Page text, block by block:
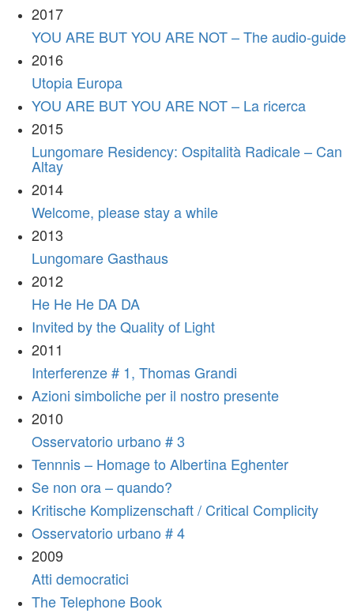
2017
YOU ARE BUT YOU ARE NOT – The audio-guide
2016
Utopia Europa
YOU ARE BUT YOU ARE NOT – La ricerca
2015
Lungomare Residency: Ospitalità Radicale – Can
Altay
2014
Welcome, please stay a while
2013
Lungomare Gasthaus
2012
He He He DA DA
Invited by the Quality of Light
2011
Interferenze # 1, Thomas Grandi
Azioni simboliche per il nostro presente
2010
Osservatorio urbano # 3
Tennnis – Homage to Albertina Eghenter
Se non ora – quando?
Kritische Komplizenschaft / Critical Complicity
Osservatorio urbano # 4
2009
Atti democratici
The Telephone Book